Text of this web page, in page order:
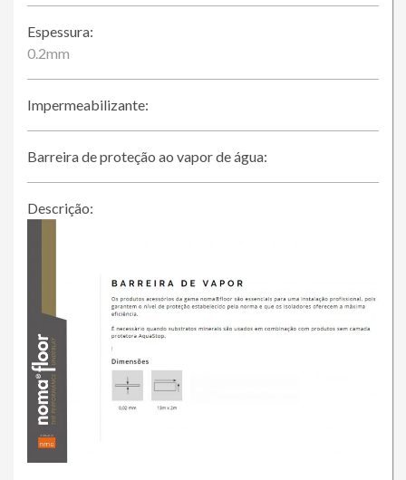
Espessura:
0.2mm
Impermeabilizante:
Barreira de proteção ao vapor de água:
Descrição: